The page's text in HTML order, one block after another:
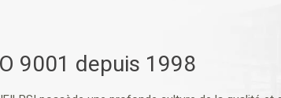
9001 depuis 1998